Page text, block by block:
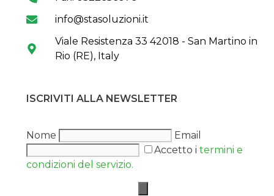
info@stasoluzioni.it
Viale Resistenza 33 42018 - San Martino in
Rio (RE), Italy
ISCRIVITI ALLA NEWSLETTER
Nome
Email
Accetto i termini e
condizioni del servizio.